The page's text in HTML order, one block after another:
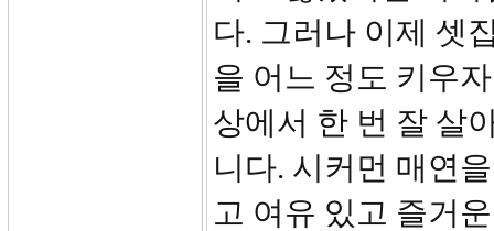
다. 그러나 이제 셋
을 어느 정도 키우
상에서 한 번 잘 살
니다. 시커먼 매연
고 여유 있고 즐거